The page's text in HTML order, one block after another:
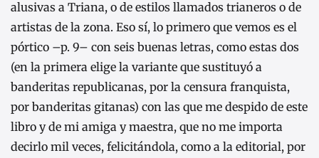
alusivas a Triana, o de estilos llamados trianeros o de
artistas de la zona. Eso sí, lo primero que vemos es el
pórtico –p. 9– con seis buenas letras, como estas dos
(en la primera elige la variante que sustituyó a
banderitas republicanas, por la censura franquista,
por banderitas gitanas) con las que me despido de este
libro y de mi amiga y maestra, que no me importa
decirlo mil veces, felicitándola, como a la editorial, por